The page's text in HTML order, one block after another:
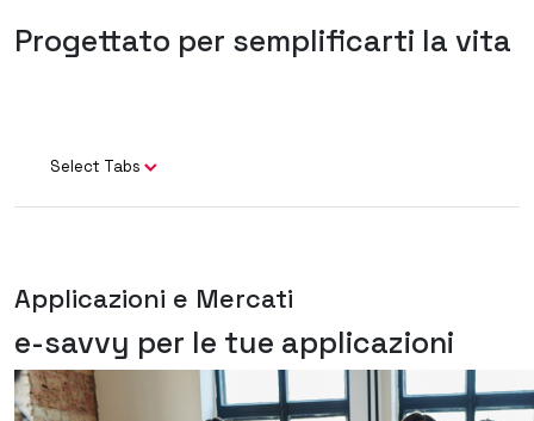
Progettato per semplificarti la vita
Select Tabs
Applicazioni e Mercati
e-savvy per le tue applicazioni